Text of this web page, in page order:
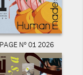
PAGE N° 01 2026